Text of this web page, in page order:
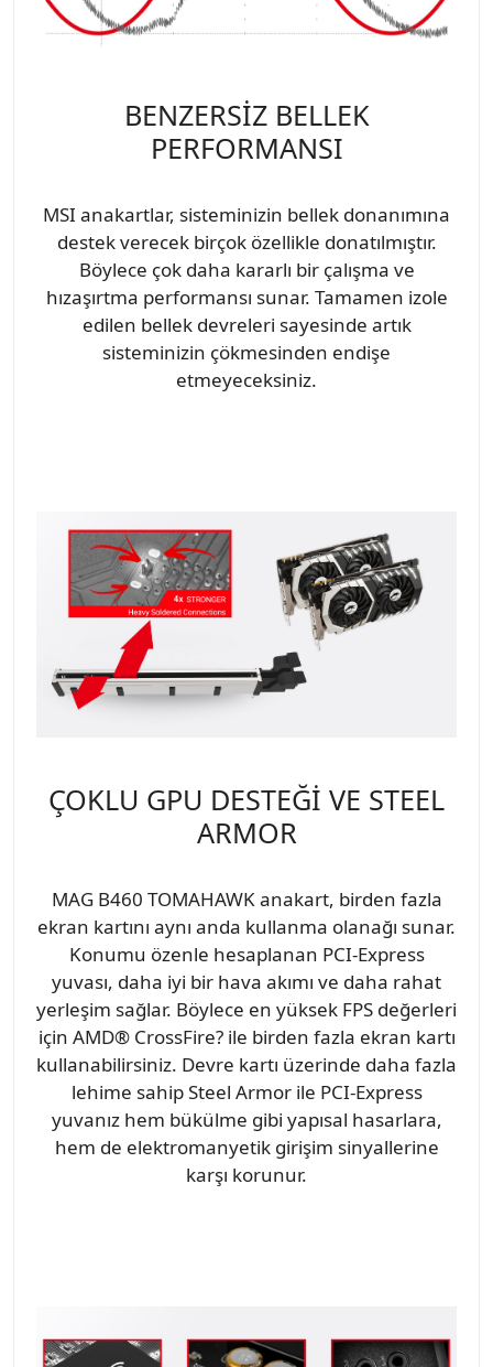
BENZERSİZ BELLEK
PERFORMANSI
MSI anakartlar, sisteminizin bellek donanımına
destek verecek birçok özellikle donatılmıştır.
Böylece çok daha kararlı bir çalışma ve
hızaşırtma performansı sunar. Tamamen izole
edilen bellek devreleri sayesinde artık
sisteminizin çökmesinden endişe
etmeyeceksiniz.
ÇOKLU GPU DESTEĞİ VE STEEL
ARMOR
MAG B460 TOMAHAWK anakart, birden fazla
ekran kartını aynı anda kullanma olanağı sunar.
Konumu özenle hesaplanan PCI-Express
yuvası, daha iyi bir hava akımı ve daha rahat
yerleşim sağlar. Böylece en yüksek FPS değerleri
için AMD® CrossFire? ile birden fazla ekran kartı
kullanabilirsiniz. Devre kartı üzerinde daha fazla
lehime sahip Steel Armor ile PCI-Express
yuvanız hem bükülme gibi yapısal hasarlara,
hem de elektromanyetik girişim sinyallerine
karşı korunur.